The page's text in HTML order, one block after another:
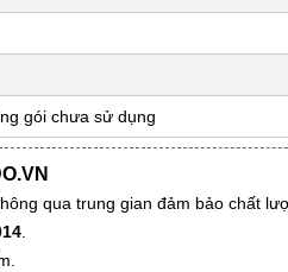
gói chưa sử dụng
qua trung gian đảm bảo chất
.